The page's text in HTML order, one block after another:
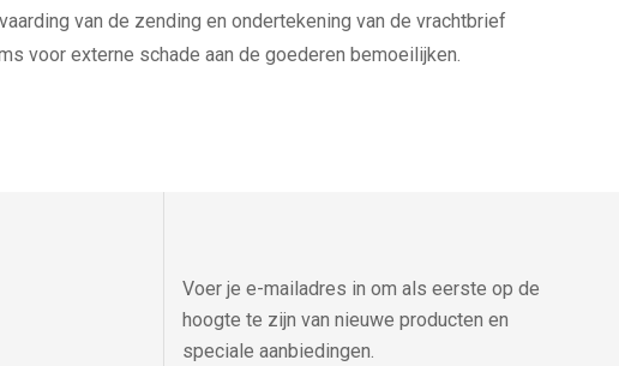
van de zending en ondertekening van de vrachtbrief
voor externe schade aan de goederen bemoeilijken.
Voer je e-mailadres in om als eerste op de
hoogte te zijn van nieuwe producten en
speciale aanbiedingen.